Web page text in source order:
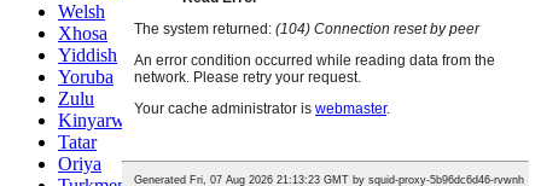
Welsh
Xhosa
Yiddish
Yoruba
Zulu
Kinyarwanda
Tatar
Oriya